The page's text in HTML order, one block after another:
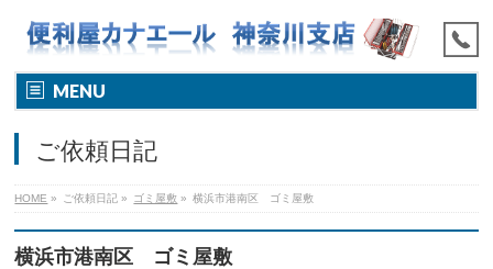
MENU
ご依頼日記
HOME » ご依頼日記 » ゴミ屋敷 » 横浜市港南区 ゴミ屋敷
横浜市港南区 ゴミ屋敷